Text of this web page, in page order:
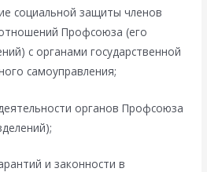
социальной защиты членов
Профсоюза (его
с органами государственной
самоуправления;
органов Профсоюза
и законности в